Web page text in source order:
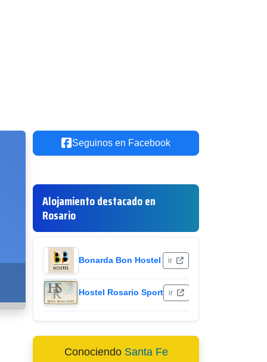
Seguinos en Facebook
Alojamiento destacado en
Rosario
Bonarda Bon Hostel ir
Hostel Rosario Sport ir
Conociendo Santa Fe